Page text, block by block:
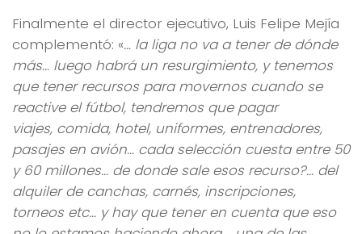
Finalmente el director ejecutivo, Luis Felipe Mejía
complementó: «… la liga no va a tener de dónde
más… luego habrá un resurgimiento, y tenemos
que tener recursos para movernos cuando se
reactive el fútbol, tendremos que pagar
viajes, comida, hotel, uniformes, entrenadores,
pasajes en avión… cada selección cuesta entre 50
y 60 millones… de donde sale esos recurso?… del
alquiler de canchas, carnés, inscripciones,
torneos etc… y hay que tener en cuenta que eso